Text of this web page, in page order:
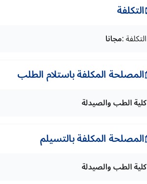
التكلفة
التكلفة :مجانا
المصلحة المكلفة باستلام الطلب
كلية الطب والصيدلة
المصلحة المكلفة بالتسيلم
كلية الطب والصيدلة